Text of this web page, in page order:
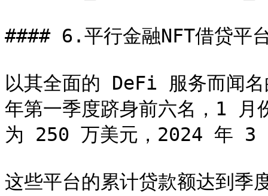
#### 6.平行金融NFT借贷平
以其全面的 DeFi 服务而
年第一季度跻身前六名，1
为 250 万美元，2024 年 3
这些平台的累计贷款额达到季